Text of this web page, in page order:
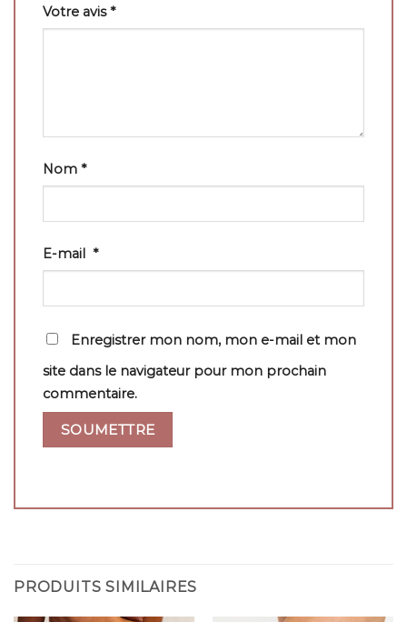
Votre avis*
Nom *
E-mail *
Enregistrer mon nom, mon e-mail et mon
site dans le navigateur pour mon prochain
commentaire.
PRODUITS SIMILAIRES